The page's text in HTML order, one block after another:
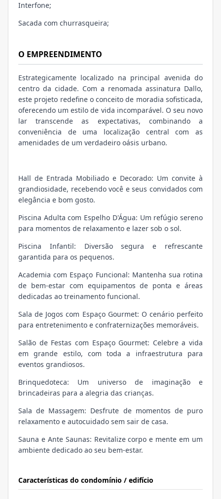
Características do condomínio / edifício
Interfone;
Sacada com churrasqueira;
O EMPREENDIMENTO
Estrategicamente localizado na principal avenida do
centro da cidade. Com a renomada assinatura Dallo,
este projeto redefine o conceito de moradia sofisticada,
oferecendo um estilo de vida incomparável. O seu novo
lar transcende as expectativas, combinando a
conveniência de uma localização central com as
amenidades de um verdadeiro oásis urbano.
Hall de Entrada Mobiliado e Decorado: Um convite à
grandiosidade, recebendo você e seus convidados com
elegância e bom gosto.
Piscina Adulta com Espelho D'Água: Um refúgio sereno
para momentos de relaxamento e lazer sob o sol.
Piscina Infantil: Diversão segura e refrescante
garantida para os pequenos.
Academia com Espaço Funcional: Mantenha sua rotina
de bem-estar com equipamentos de ponta e áreas
dedicadas ao treinamento funcional.
Sala de Jogos com Espaço Gourmet: O cenário perfeito
para entretenimento e confraternizações memoráveis.
Salão de Festas com Espaço Gourmet: Celebre a vida
em grande estilo, com toda a infraestrutura para
eventos grandiosos.
Brinquedoteca: Um universo de imaginação e
brincadeiras para a alegria das crianças.
Sala de Massagem: Desfrute de momentos de puro
relaxamento e autocuidado sem sair de casa.
Sauna e Ante Saunas: Revitalize corpo e mente em um
ambiente dedicado ao seu bem-estar.